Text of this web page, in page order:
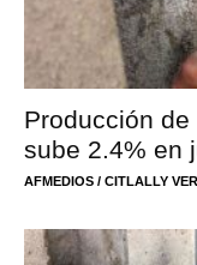
Producción
sube 2.4% en
AFMEDIOS / CITLALLY